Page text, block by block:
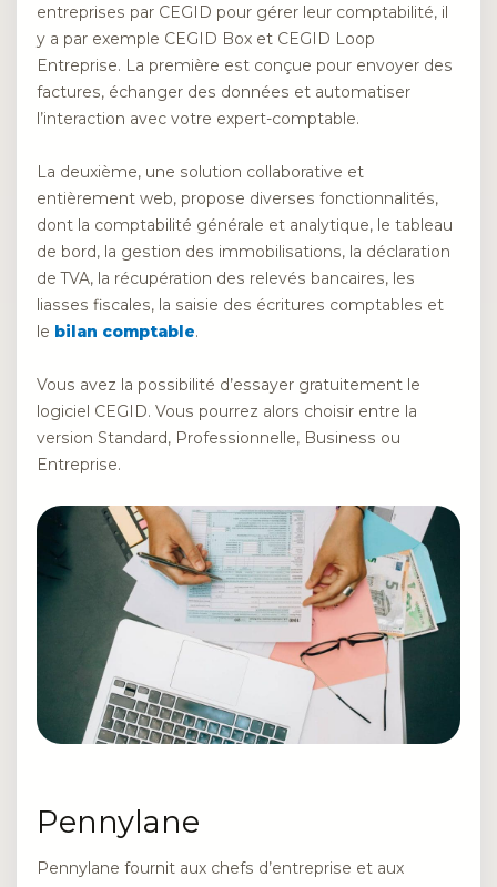
entreprises par CEGID pour gérer leur comptabilité, il
y a par exemple CEGID Box et CEGID Loop
Entreprise. La première est conçue pour envoyer des
factures, échanger des données et automatiser
l’interaction avec votre expert-comptable.
La deuxième, une solution collaborative et
entièrement web, propose diverses fonctionnalités,
dont la comptabilité générale et analytique, le tableau
de bord, la gestion des immobilisations, la déclaration
de TVA, la récupération des relevés bancaires, les
liasses fiscales, la saisie des écritures comptables et
le bilan comptable.
Vous avez la possibilité d’essayer gratuitement le
logiciel CEGID. Vous pourrez alors choisir entre la
version Standard, Professionnelle, Business ou
Entreprise.
Pennylane
Pennylane fournit aux chefs d’entreprise et aux